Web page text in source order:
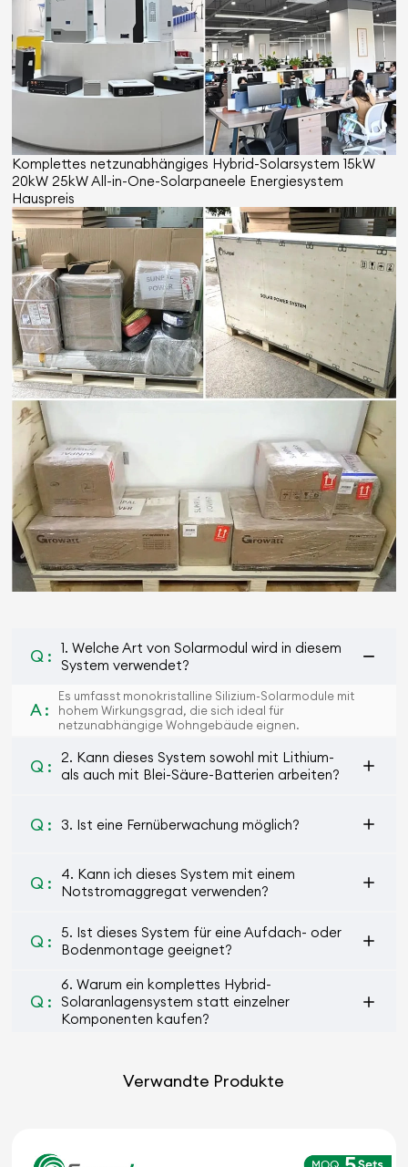
Komplettes netzunabhängiges Hybrid-Solarsystem 15kW
20kW 25kW All-in-One-Solarpaneele Energiesystem
Hauspreis
Q :
1. Welche Art von Solarmodul wird in diesem
System verwendet?
A :
Es umfasst monokristalline Silizium-Solarmodule mit
hohem Wirkungsgrad, die sich ideal für
netzunabhängige Wohngebäude eignen.
Q :
2. Kann dieses System sowohl mit Lithium-
als auch mit Blei-Säure-Batterien arbeiten?
Q : 3. Ist eine Fernüberwachung möglich?
Q :
4. Kann ich dieses System mit einem
Notstromaggregat verwenden?
Q :
5. Ist dieses System für eine Aufdach- oder
Bodenmontage geeignet?
Q :
6. Warum ein komplettes Hybrid-
Solaranlagensystem statt einzelner
Komponenten kaufen?
Verwandte Produkte